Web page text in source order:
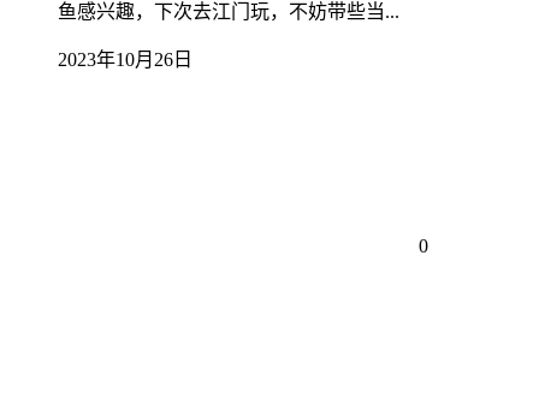
鱼感兴趣，下次去江门玩，不妨带些当...
2023年10月26日
0